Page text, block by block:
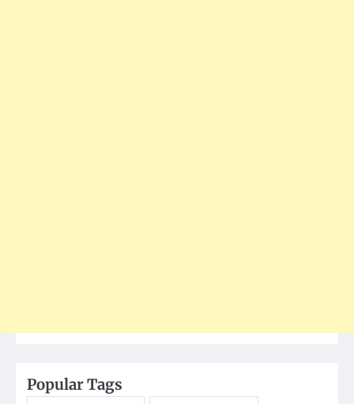
Popular Tags